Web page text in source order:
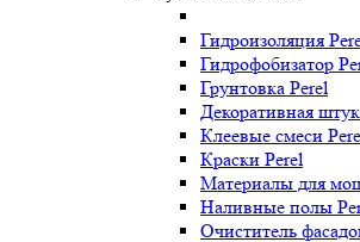
Гидроизоляция
Гидрофобизатор
Грунтовка Perel
Декоративная
Клеевые смеси
Краски Perel
Материалы для
Наливные полы
Очиститель